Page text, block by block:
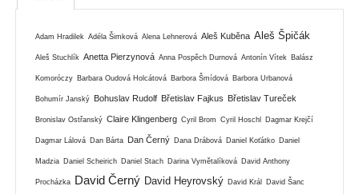
Adam Hradilek Adéla Šimková Alena Lehnerová Aleš Kuběna Aleš Špičák
Aleš Stuchlík Anetta Pierzynová Anna Pospěch Durnová Antonín Vítek Balász
Komoróczy Barbara Oudová Holcátová Barbora Šmídová Barbora Urbanová
Bohumír Janský Bohuslav Rudolf Břetislav Fajkus Břetislav Tureček
Bronislav Ostřanský Claire Klingenberg Cyril Brom Cyril Hoschl Dagmar Krejčí
Dagmar Lálová Dan Bárta Dan Černý Dana Drábová Daniel Koťátko Daniel
Madzia Daniel Scheirich Daniel Stach Darina Vymětalíková David Anthony
Procházka David Černý David Heyrovský David Král David Šanc